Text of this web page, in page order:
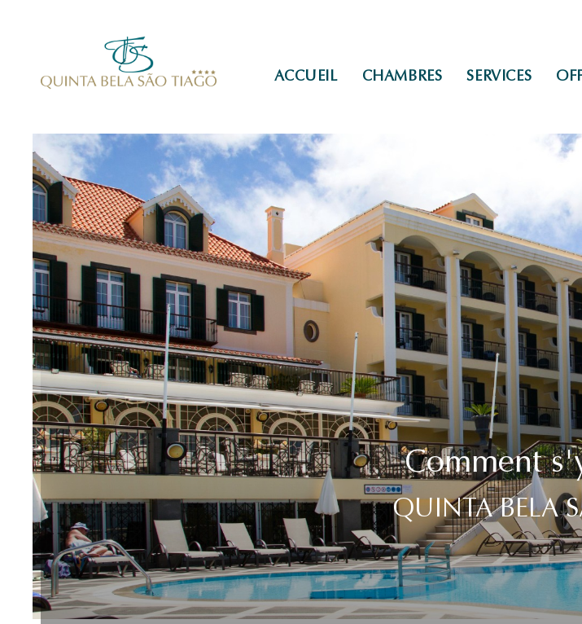
ACCUEIL CHAMBRES SERVICES
Comment
QUINTA BELA